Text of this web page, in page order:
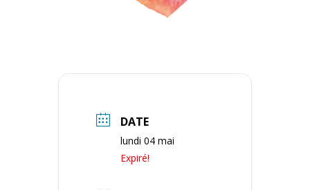
DATE
lundi 04 mai
Expiré!